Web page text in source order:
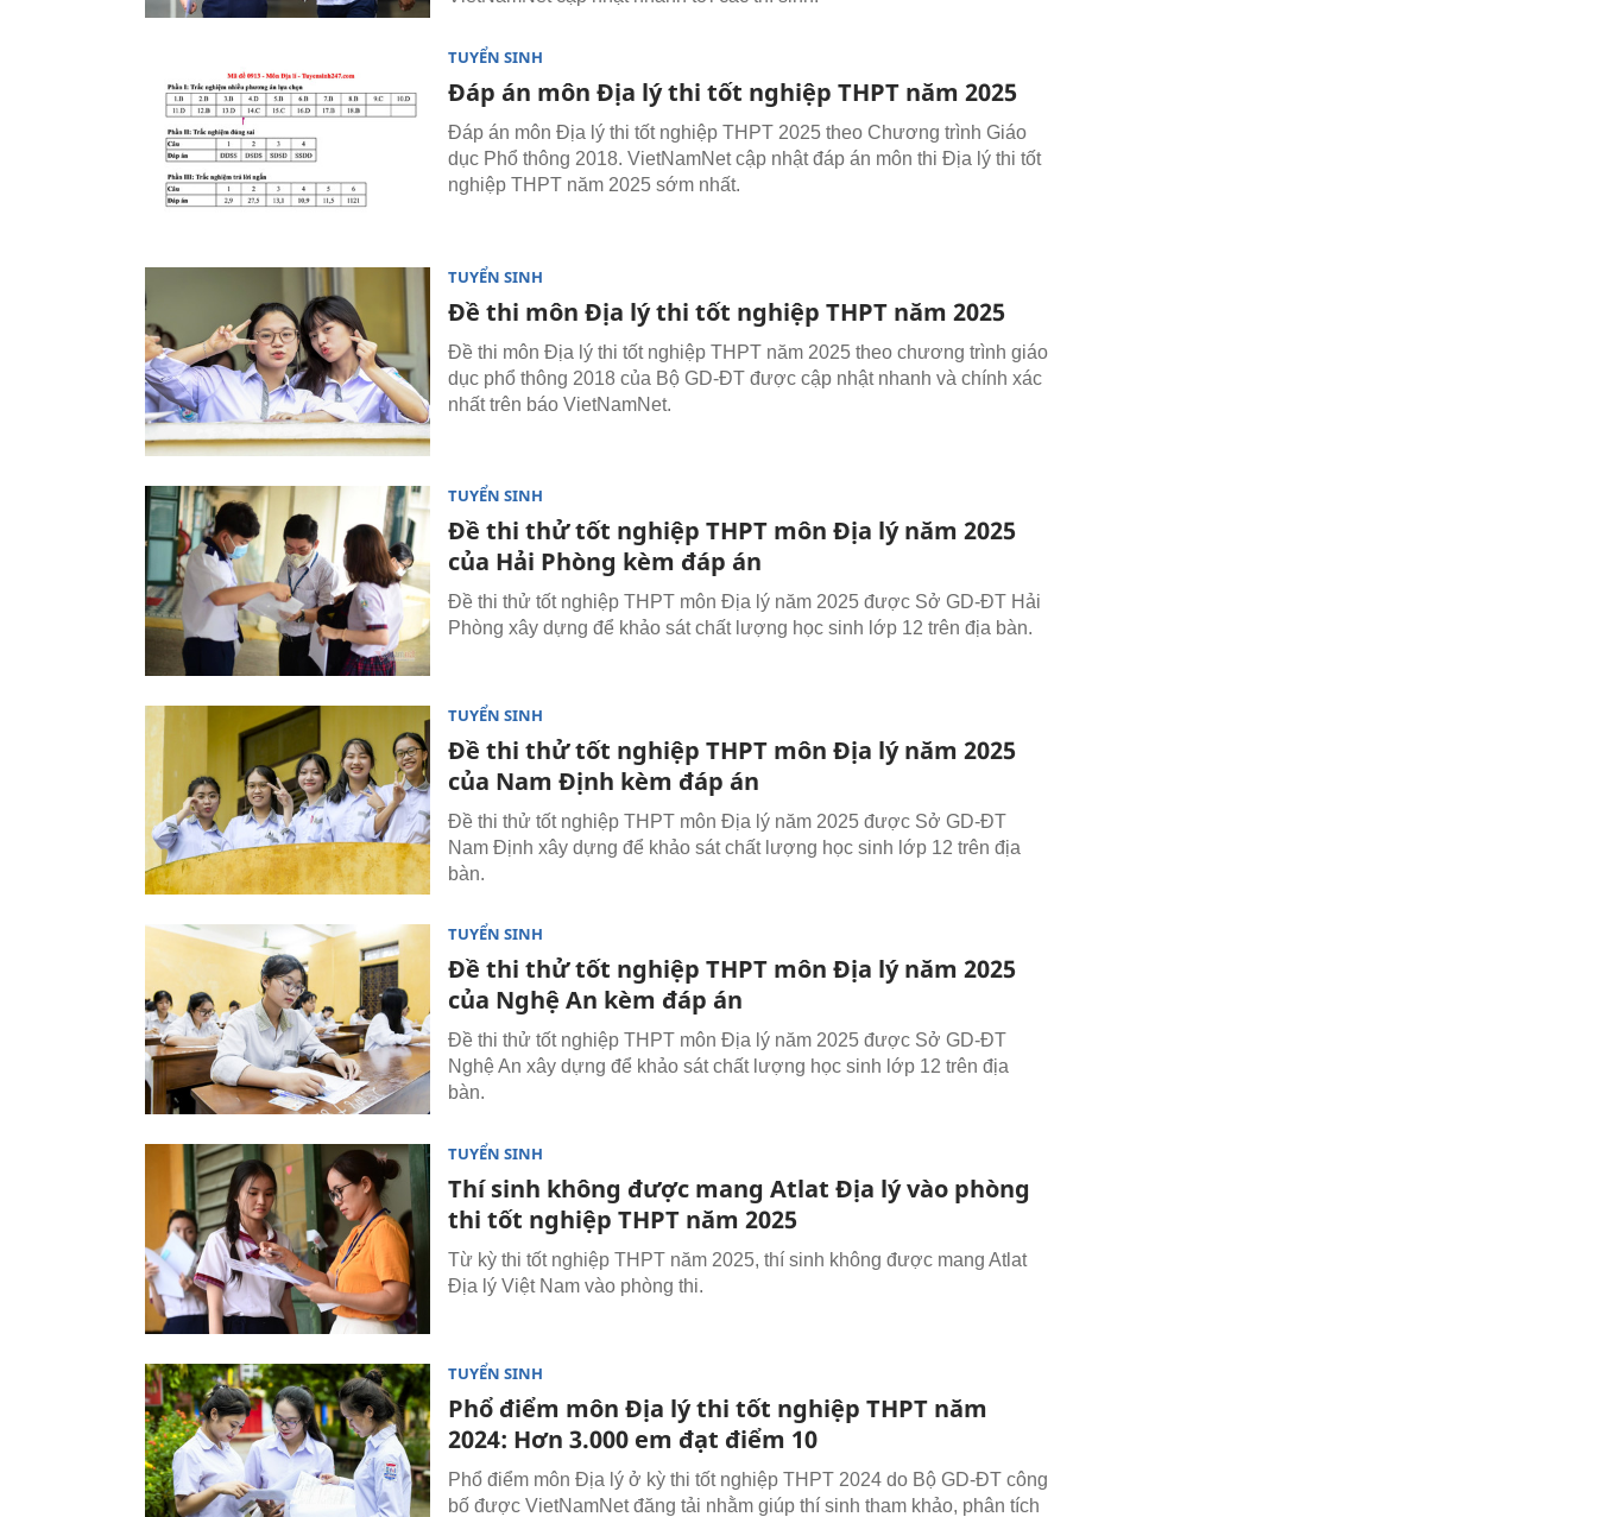
TUYỂN SINH
Đáp án môn Địa lý thi tốt nghiệp THPT năm 2025
Đáp án môn Địa lý thi tốt nghiệp THPT 2025 theo Chương trình Giáo
dục Phổ thông 2018. VietNamNet cập nhật đáp án môn thi Địa lý thi tốt
nghiệp THPT năm 2025 sớm nhất.
TUYỂN SINH
Đề thi môn Địa lý thi tốt nghiệp THPT năm 2025
Đề thi môn Địa lý thi tốt nghiệp THPT năm 2025 theo chương trình giáo
dục phổ thông 2018 của Bộ GD-ĐT được cập nhật nhanh và chính xác
nhất trên báo VietNamNet.
TUYỂN SINH
Đề thi thử tốt nghiệp THPT môn Địa lý năm 2025
của Hải Phòng kèm đáp án
Đề thi thử tốt nghiệp THPT môn Địa lý năm 2025 được Sở GD-ĐT Hải
Phòng xây dựng để khảo sát chất lượng học sinh lớp 12 trên địa bàn.
TUYỂN SINH
Đề thi thử tốt nghiệp THPT môn Địa lý năm 2025
của Nam Định kèm đáp án
Đề thi thử tốt nghiệp THPT môn Địa lý năm 2025 được Sở GD-ĐT
Nam Định xây dựng để khảo sát chất lượng học sinh lớp 12 trên địa
bàn.
TUYỂN SINH
Đề thi thử tốt nghiệp THPT môn Địa lý năm 2025
của Nghệ An kèm đáp án
Đề thi thử tốt nghiệp THPT môn Địa lý năm 2025 được Sở GD-ĐT
Nghệ An xây dựng để khảo sát chất lượng học sinh lớp 12 trên địa
bàn.
TUYỂN SINH
Thí sinh không được mang Atlat Địa lý vào phòng
thi tốt nghiệp THPT năm 2025
Từ kỳ thi tốt nghiệp THPT năm 2025, thí sinh không được mang Atlat
Địa lý Việt Nam vào phòng thi.
TUYỂN SINH
Phổ điểm môn Địa lý thi tốt nghiệp THPT năm
2024: Hơn 3.000 em đạt điểm 10
Phổ điểm môn Địa lý ở kỳ thi tốt nghiệp THPT 2024 do Bộ GD-ĐT công
bố được VietNamNet đăng tải nhằm giúp thí sinh tham khảo, phân tích